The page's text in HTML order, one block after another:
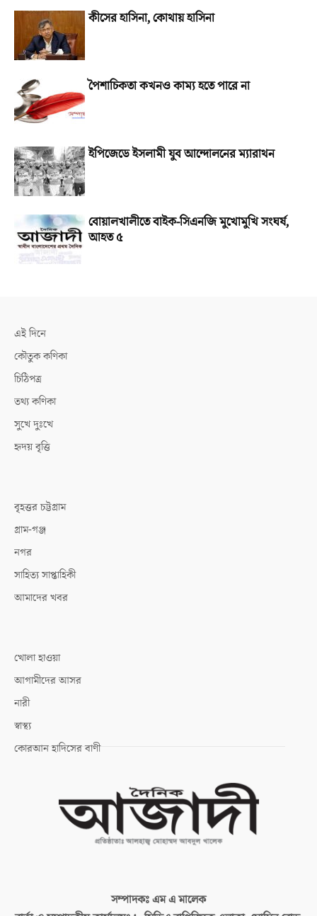
কীসের হাসিনা, কোথায় হাসিনা
পৈশাচিকতা কখনও কাম্য হতে পারে না
ইপিজেডে ইসলামী যুব আন্দোলনের ম্যারাথন
বোয়ালখালীতে বাইক-সিএনজি মুখোমুখি সংঘর্ষ,
আহত ৫
এই দিনে
কৌতুক কণিকা
চিঠিপত্র
তথ্য কণিকা
সুখে দুঃখে
হৃদয় বৃত্তি
বৃহত্তর চট্টগ্রাম
গ্রাম-গঞ্জ
নগর
সাহিত্য সাপ্তাহিকী
আমাদের খবর
খোলা হাওয়া
আগামীদের আসর
নারী
স্বাস্থ্য
কোরআন হাদিসের বাণী
সম্পাদকঃএম এ মালেক